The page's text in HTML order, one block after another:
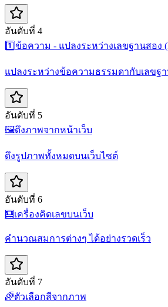
อันดับที่ 4
1️⃣ข้อความ - แปลงระหว่างเลขฐานสอง
แปลงระหว่างข้อความธรรมดากับเลขฐ
อันดับที่ 5
🖼️ดึงภาพจากหน้าเว็บ
ดึงรูปภาพทั้งหมดบนเว็บไซต์
อันดับที่ 6
🧮เครื่องคิดเลขบนเว็บ
คำนวณสมการต่างๆ ได้อย่างรวดเร็ว
อันดับที่ 7
🌈ตัวเลือกสีจากภาพ